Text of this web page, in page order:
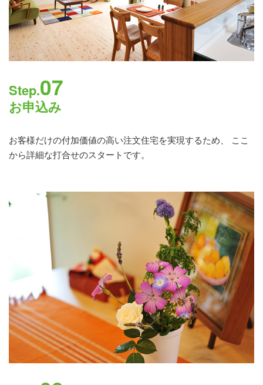
Step.07
お申込み
お客様だけの付加価値の高い注文住宅を実現するため、 ここ
から詳細な打合せのスタートです。